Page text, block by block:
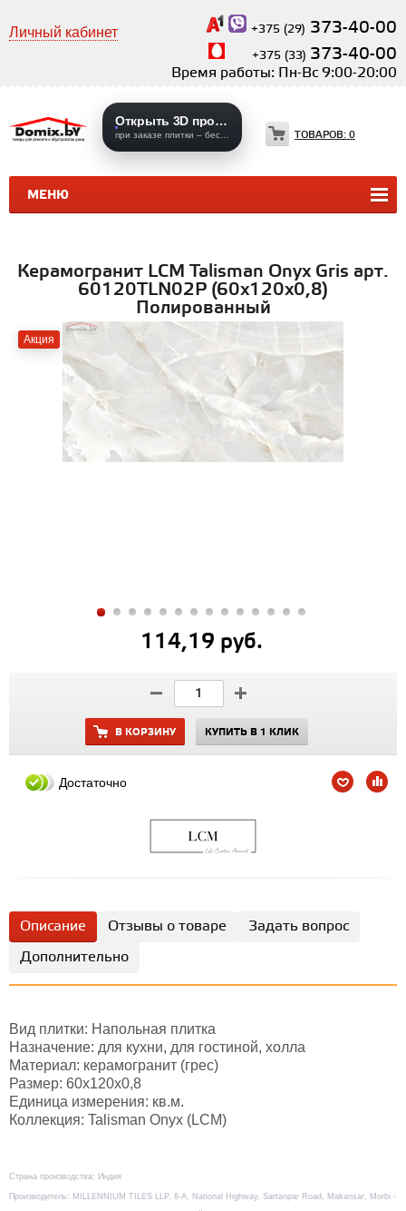
Личный кабинет +375 (29) 373-40-00
+375 (33) 373-40-00
Время работы: Пн-Вс 9:00-20:00
МЕНЮ
Открыть 3D проекты
ТОВАРОВ: 0
КЕРАМИЧЕСКАЯ ПЛИТКА
Керамогранит LCM Talisman Onyx Gris арт.
60120TLN02P (60x120x0,8)
Полированный
Акция
114,19 руб.
В КОРЗИНУ КУПИТЬ В 1 КЛИК
Достаточно
Описание Отзывы о товаре
Задать вопрос
Дополнительно
Вид плитки: Напольная плитка
Назначение: для кухни, для гостиной, холла
Материал: керамогранит (грес)
Размер: 60х120x0,8
Единица измерения: кв.м.
Коллекция: Talisman Onyx (LCM)
Страна производства: Индия
Производитель: MILLENNIUM TILES LLP, 8-А, National Highway, Sartanpar Road, Makansar, Morbi -